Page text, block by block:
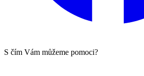
S čím Vám můžeme pomoci?